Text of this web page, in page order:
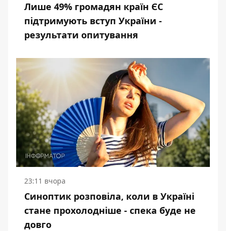
Лише 49% громадян країн ЄС
підтримують вступ України -
результати опитування
23:11 вчора
Синоптик розповіла, коли в Україні
стане прохолодніше - спека буде не
довго